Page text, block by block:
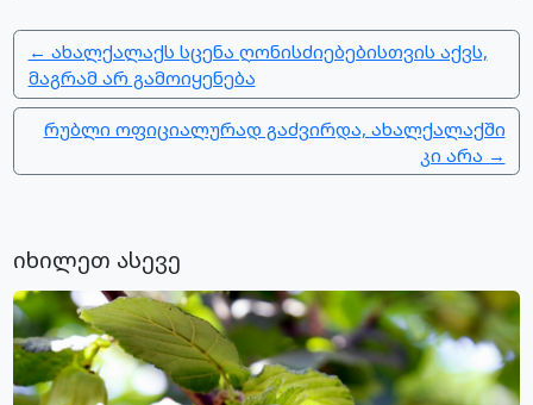
← ახალქალაქს სცენა ღონისძიებებისთვის აქვს,
მაგრამ არ გამოიყენება
რუბლი ოფიციალურად გაძვირდა, ახალქალაქში
კი არა →
იხილეთ ასევე